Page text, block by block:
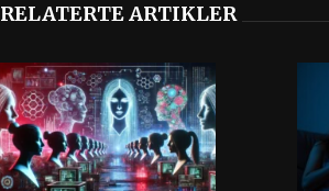
RELATERTE ARTIKLER